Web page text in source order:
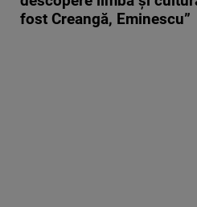
fost Creangă, Eminescu”